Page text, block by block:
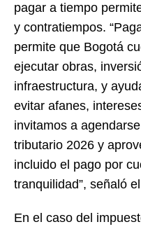
pagar a tiempo
y contratiempos.
permite que Bogotá
ejecutar obras,
infraestructura, y
evitar afanes,
invitamos a
tributario 2026 y
incluido el pago por
tranquilidad”, señaló
En el caso del